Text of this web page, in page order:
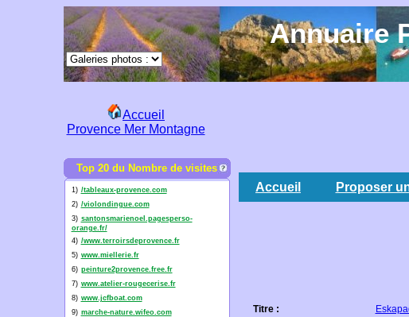
Annuaire
Accueil
Provence Mer Montagne
Top 20 du Nombre de visites
1) /tableaux-provence.com
2) /violondingue.com
3) santonsmarienoel.pagesperso-
orange.fr/
4) /www.terroirsdeprovence.fr
5) www.miellerie.fr
6) peinture2provence.free.fr
7) www.atelier-rougecerise.fr
8) www.jcfboat.com
9) marche-nature.wifeo.com
Accueil Proposer
Titre :